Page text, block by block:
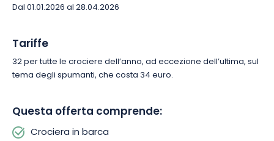
Dal 01.01.2026 al 28.04.2026
Tariffe
32 per tutte le crociere dell’anno, ad eccezione dell’ultima, sul
tema degli spumanti, che costa 34 euro.
Questa offerta comprende:
Crociera in barca